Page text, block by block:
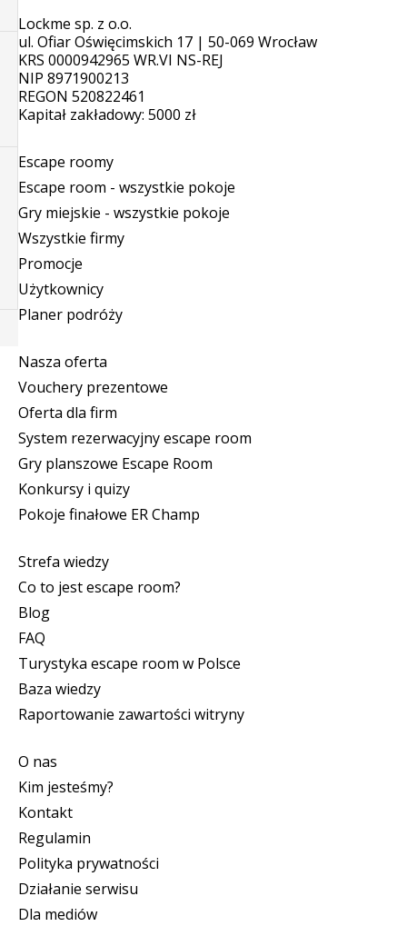
Lockme sp. z o.o.
ul. Ofiar Oświęcimskich 17 | 50-069 Wrocław
KRS 0000942965 WR.VI NS-REJ
NIP 8971900213
REGON 520822461
Kapitał zakładowy: 5000 zł
Escape roomy
Escape room - wszystkie pokoje
Gry miejskie - wszystkie pokoje
Wszystkie firmy
Promocje
Użytkownicy
Planer podróży
Nasza oferta
Vouchery prezentowe
Oferta dla firm
System rezerwacyjny escape room
Gry planszowe Escape Room
Konkursy i quizy
Pokoje finałowe ER Champ
Strefa wiedzy
Co to jest escape room?
Blog
FAQ
Turystyka escape room w Polsce
Baza wiedzy
Raportowanie zawartości witryny
O nas
Kim jesteśmy?
Kontakt
Regulamin
Polityka prywatności
Działanie serwisu
Dla mediów